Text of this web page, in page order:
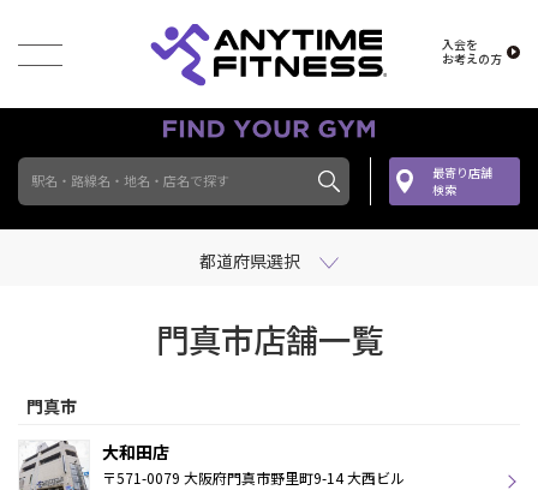
入会を
お考えの方
駅名・路線名・地名・店名で探す
最寄り店舗
検索
都道府県選択
門真市店舗一覧
門真市
大和田店
〒571-0079 大阪府門真市野里町9-14 大西ビル